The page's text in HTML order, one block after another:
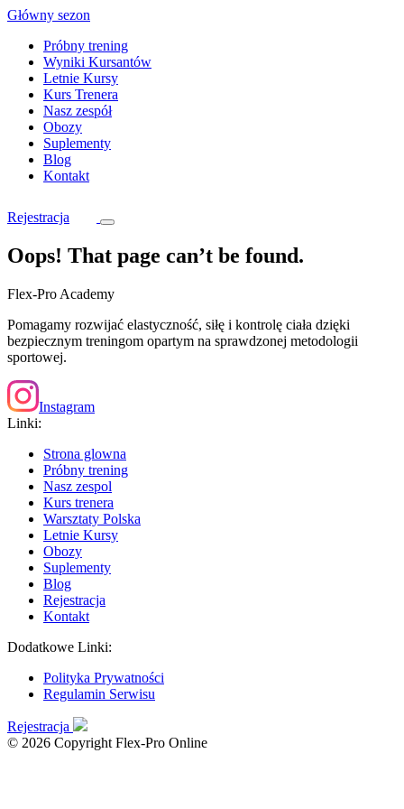
Skip
content
Główny sezon
Próbny trening
Wyniki Kursantów
Letnie Kursy
Kurs Trenera
Nasz zespół
Obozy
Suplementy
Blog
Kontakt
Rejestracja
Oops! That page can’t be found.
Flex-Pro Academy
Pomagamy rozwijać elastyczność, siłę i kontrolę ciała dzięki
bezpiecznym treningom opartym na sprawdzonej metodologii
sportowej.
Instagram
Linki:
Strona glowna
Próbny trening
Nasz zespol
Kurs trenera
Warsztaty Polska
Letnie Kursy
Obozy
Suplementy
Blog
Rejestracja
Kontakt
Dodatkowe Linki:
Polityka Prywatności
Regulamin Serwisu
Rejestracja
© 2026 Copyright Flex-Pro Online